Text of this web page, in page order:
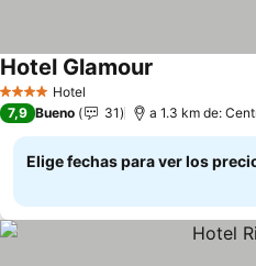
4 EstrellasHotel
Hotel Glamour
7,9 Bueno 31 a 1.3 km de:
Elige fechas para ver los